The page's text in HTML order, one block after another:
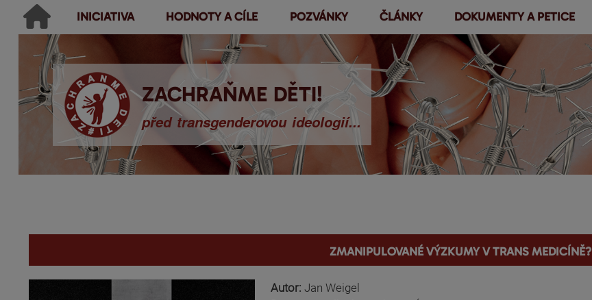
Přejít k
hlavnímu
obsahu
ZACHRAŇME DĚTI!
před transgenderovou ideologií...
Ikonky sociálních sítí
Vyhledávání
Hledat
Main menu
INICIATIVA HODNOTY A CÍLE POZVÁNKY ČLÁNKY DOKUMENTY A PETICE
Zmanipulované výzkumy v trans medicíně?
Autor: Jan Weigel